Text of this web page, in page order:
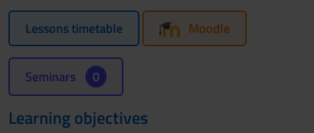
Lessons timetable Moodle
Seminars 0
Learning objectives